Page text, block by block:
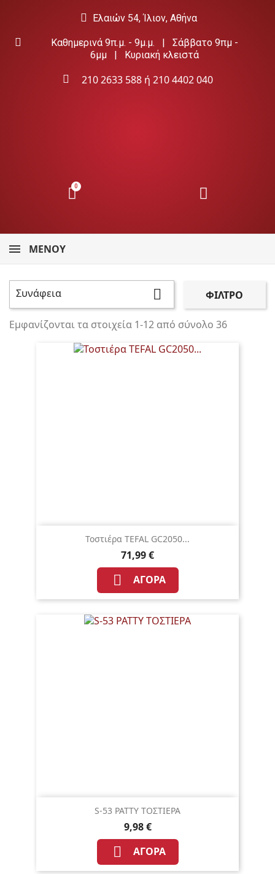
Ελαιών 54, Ίλιον, Αθήνα
Καθημερινά 9π.μ. - 9μ.μ. | Σάββατο 9πμ -
6μμ | Κυριακή κλειστά
210 2633 588ή 210 4402 040
ΜΕΝΟΎ
Συνάφεια  ΦΊΛΤΡΟ
Εμφανίζονται τα στοιχεία 1-12 από σύνολο 36
Τοστιέρα TEFAL GC2050...
71,99 €
 ΑΓΟΡΆ
S-53 PATTY ΤΟΣΤΙΕΡΑ
9,98 €
 ΑΓΟΡΆ